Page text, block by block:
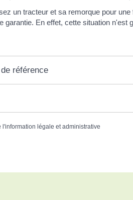
un tracteur et sa remorque pour
garantie. En effet, cette situation
référence
l'information légale et administrative